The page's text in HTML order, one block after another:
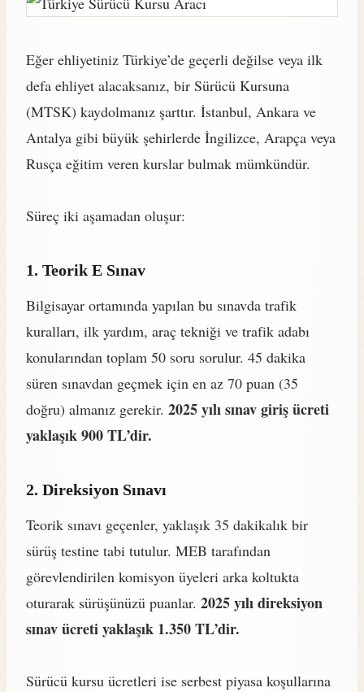
Eğer ehliyetiniz Türkiye’de geçerli değilse veya ilk
defa ehliyet alacaksanız, bir Sürücü Kursuna
(MTSK) kaydolmanız şarttır. İstanbul, Ankara ve
Antalya gibi büyük şehirlerde İngilizce, Arapça veya
Rusça eğitim veren kurslar bulmak mümkündür.
Süreç iki aşamadan oluşur:
1. Teorik E Sınav
Bilgisayar ortamında yapılan bu sınavda trafik
kuralları, ilk yardım, araç tekniği ve trafik adabı
konularından toplam 50 soru sorulur. 45 dakika
süren sınavdan geçmek için en az 70 puan (35
doğru) almanız gerekir. 2025 yılı sınav giriş ücreti
yaklaşık 900 TL’dir.
2. Direksiyon Sınavı
Teorik sınavı geçenler, yaklaşık 35 dakikalık bir
sürüş testine tabi tutulur. MEB tarafından
görevlendirilen komisyon üyeleri arka koltukta
oturarak sürüşünüzü puanlar. 2025 yılı direksiyon
sınav ücreti yaklaşık 1.350 TL’dir.
Sürücü kursu ücretleri ise serbest piyasa koşullarına